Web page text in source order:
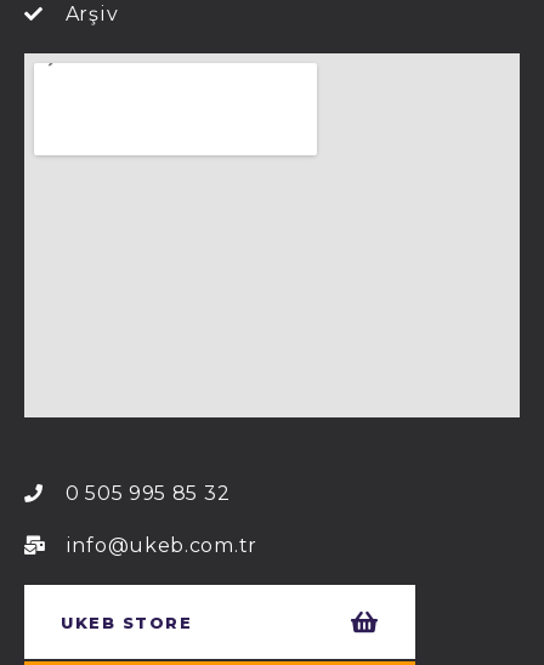
Arşiv
0 505 995 85 32
info@ukeb.com.tr
UKEB STORE